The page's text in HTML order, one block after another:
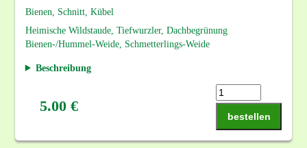
Bienen, Schnitt, Kübel
Heimische Wildstaude, Tiefwurzler, Dachbegrünung
Bienen-/Hummel-Weide, Schmetterlings-Weide
Beschreibung
5.00 €
bestellen